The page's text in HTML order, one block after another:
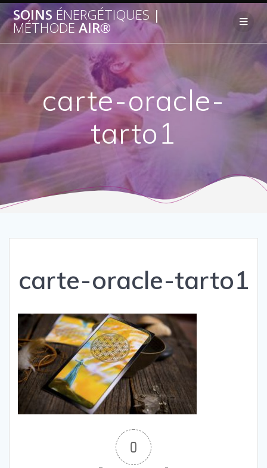
SOINS ÉNERGÉTIQUES |
MÉTHODEAIR®
carte-oracle-
tarto1
carte-oracle-tarto1
0